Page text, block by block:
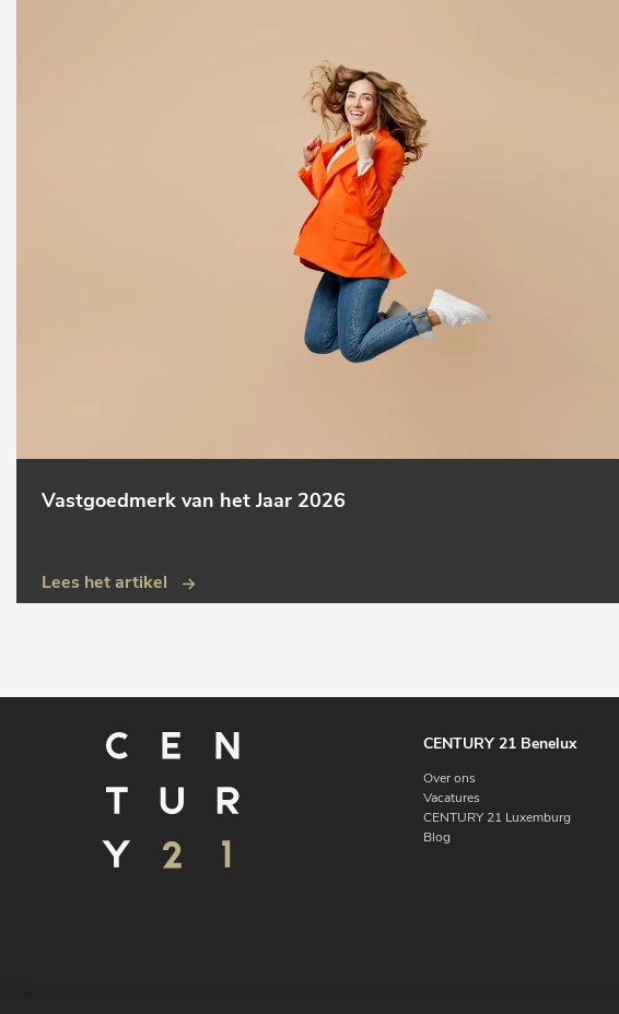
Vastgoedmerk van het Jaar 2026
Lees het artikel
CENTURY 21 Benelux
Over ons
Vacatures
CENTURY 21 Luxemburg
Blog